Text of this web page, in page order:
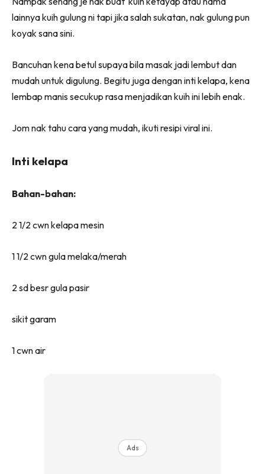
lainnya kuih gulung ni tapi jika salah sukatan, nak gulung pun
koyak sana sini.
Bancuhan kena betul supaya bila masak jadi lembut dan
mudah untuk digulung. Begitu juga dengan inti kelapa, kena
lembap manis secukup rasa menjadikan kuih ini lebih enak.
Jom nak tahu cara yang mudah, ikuti resipi viral ini.
Inti kelapa
Bahan-bahan:
2 1/2 cwn kelapa mesin
1 1/2 cwn gula melaka/merah
2 sd besr gula pasir
sikit garam
1 cwn air
Ads